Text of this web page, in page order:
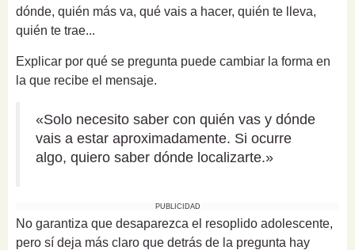
dónde, quién más va, qué vais a hacer, quién te lleva,
quién te trae...
Explicar por qué se pregunta puede cambiar la forma en
la que recibe el mensaje.
«Solo necesito saber con quién vas y dónde
vais a estar aproximadamente. Si ocurre
algo, quiero saber dónde localizarte.»
PUBLICIDAD
No garantiza que desaparezca el resoplido adolescente,
pero sí deja más claro que detrás de la pregunta hay